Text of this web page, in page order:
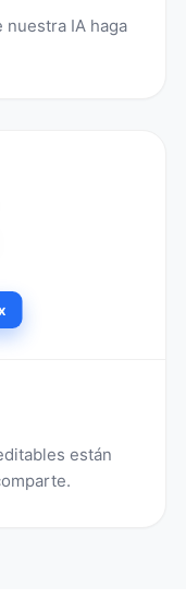
nuestra IA haga
están